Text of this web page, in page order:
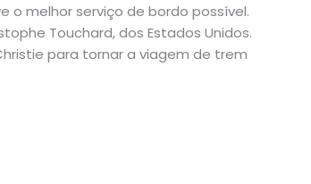
o melhor serviço de bordo possível.
Touchard, dos Estados Unidos.
para tornar a viagem de trem